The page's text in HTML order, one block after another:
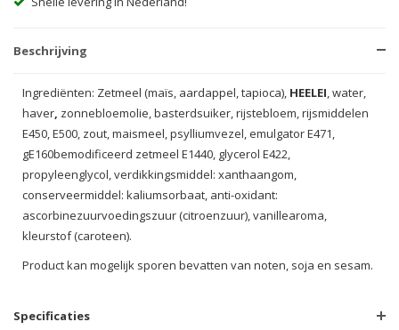
Beschrijving
Ingrediënten: Zetmeel (maïs, aardappel, tapioca), HEELEI, water,
haver, zonnebloemolie, basterdsuiker, rijstebloem, rijsmiddelen
E450, E500, zout, maismeel, psylliumvezel, emulgator E471,
gE160bemodificeerd zetmeel E1440, glycerol E422,
propyleenglycol, verdikkingsmiddel: xanthaangom,
conserveermiddel: kaliumsorbaat, anti-oxidant:
ascorbinezuurvoedingszuur (citroenzuur), vanillearoma,
kleurstof (caroteen).
Product kan mogelijk sporen bevatten van noten, soja en sesam.
Specificaties